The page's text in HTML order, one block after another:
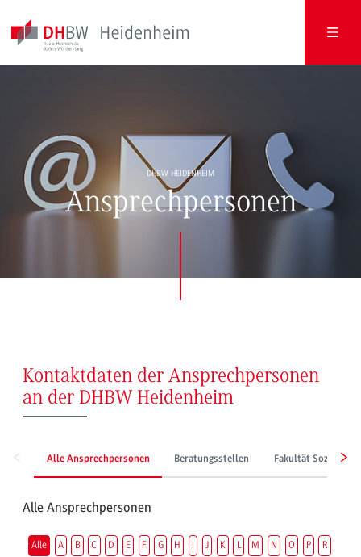
DHBW HEIDENHEIM
Ansprechpersonen
Kontaktdaten der Ansprechpersonen
an der DHBW Heidenheim
Alle Ansprechpersonen Beratungsstellen Fakultät
Alle Ansprechpersonen
Alle A B C D E F G H I J K L M N O P
R